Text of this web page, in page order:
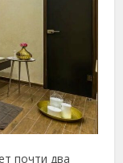
почти два